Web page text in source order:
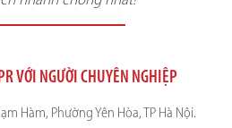
VỚI NGƯỜI CHUYÊN NGHIỆP
Hàm, Phường Yên Hòa, TP Hà Nội.